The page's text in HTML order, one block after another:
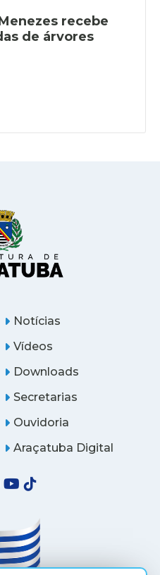
recebe
de árvores
Notícias
Vídeos
Downloads
Secretarias
Ouvidoria
Araçatuba Digital